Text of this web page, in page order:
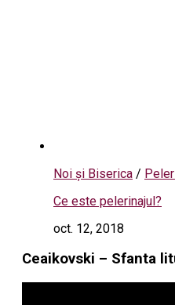
Noi și Biserica /
Ce este pelerinajul?
oct. 12, 2018
Ceaikovski – Sfanta